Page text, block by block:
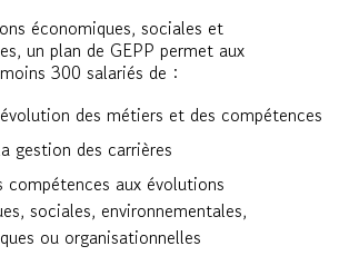
économiques, sociales et
un plan de GEPP permet aux
300 salariés de :
des métiers et des compétences
gestion des carrières
compétences aux évolutions
sociales, environnementales,
ou organisationnelles